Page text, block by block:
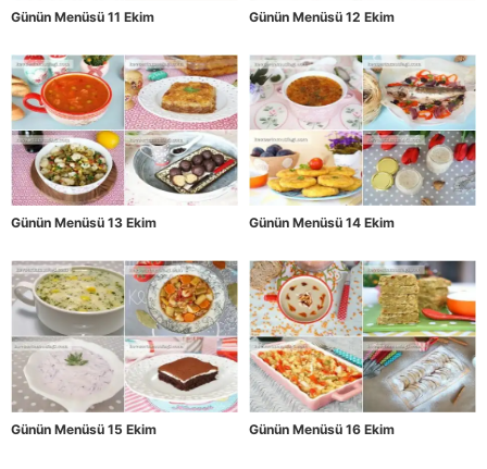
Günün Menüsü 11 Ekim Günün Menüsü 12 Ekim
Günün Menüsü 13 Ekim Günün Menüsü 14 Ekim
Günün Menüsü 15 Ekim Günün Menüsü 16 Ekim